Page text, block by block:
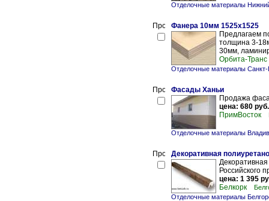
Отделочные материалы
Фанера 10мм 1525х1525
Предлагаем
толщина 3-
30мм,
Орбита-Транс
Отделочные материалы Санкт-
Фасады Ханьи
Продажа
цена: 680 руб.
ПримВосток
Отделочные материалы
Декоративная
Российского
цена: 1 395
Белкорк
Отделочные материалы